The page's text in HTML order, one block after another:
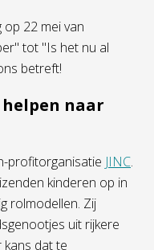
op 22 mei van
tot "Is het nu al
betreft!
naar
profitorganisatie JINC.
kinderen op in
rolmodellen. Zij
uit rijkere
kans dat te